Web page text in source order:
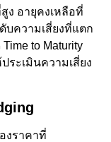
ง อายุคงเหลือที่
บความเสี่ยงที่แตก
to Maturity
ระเมินความเสี่ยง
งราคาที่